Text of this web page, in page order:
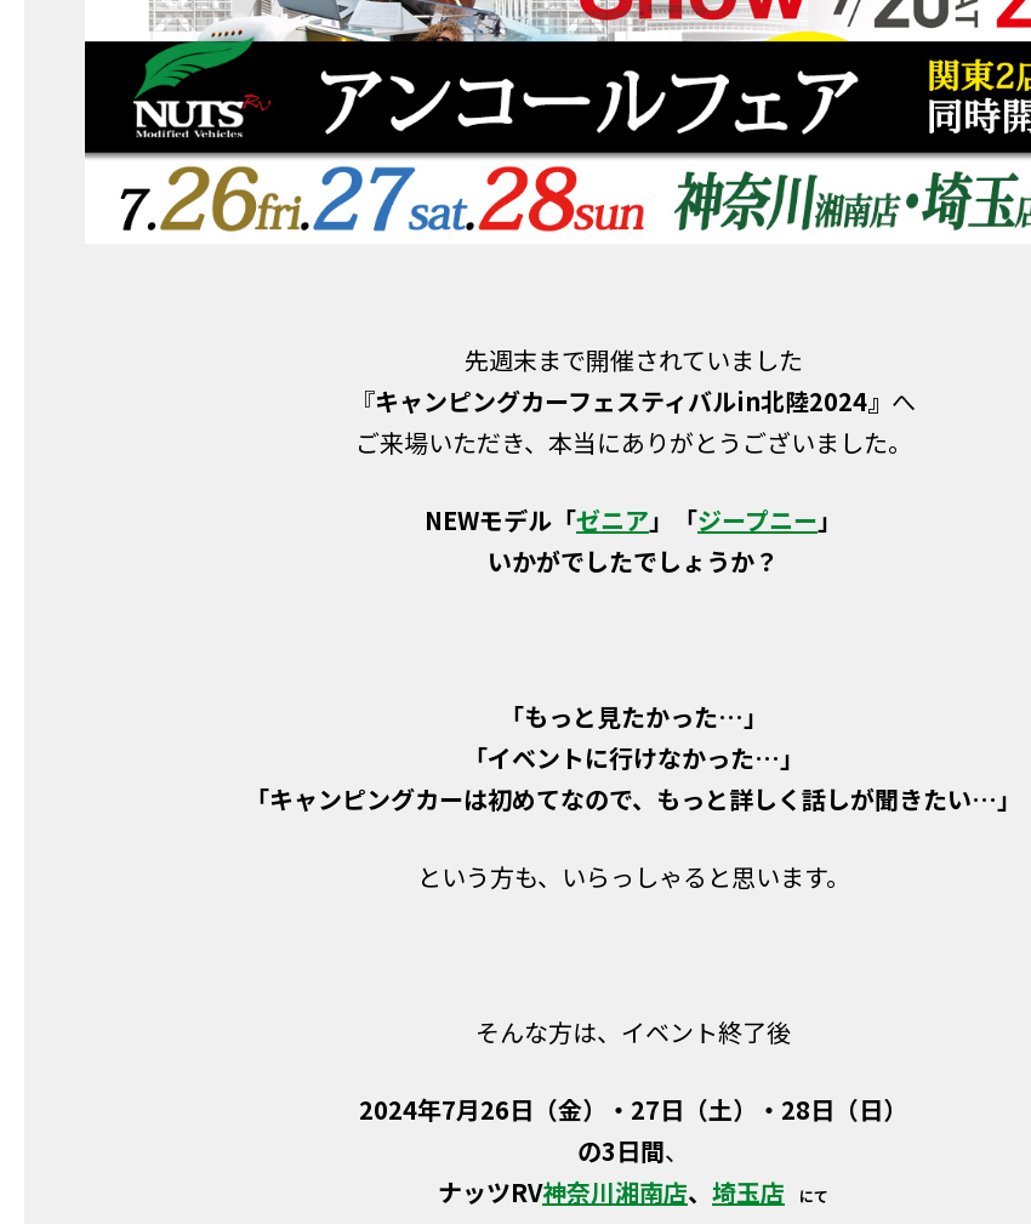
先週末まで開催されていました
『キャンピングカーフェスティバルin北陸2024』 へ
ご来場いただき、本当にありがとうございました。
NEWモデル「ゼニア」「ジープニー」
いかがでしたでしょうか？
「もっと見たかった…」
「イベントに行けなかった…」
「キャンピングカーは初めてなので、もっと詳しく話しが聞きたい…」
という方も、いらっしゃると思います。
そんな方は、イベント終了後
2024年7⽉26日（金）・27日（土）・28日（日）
の3日間、
ナッツRV神奈川湘南店、 埼玉店 にて